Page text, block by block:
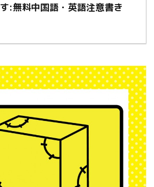
す:無料中国語・英語注意書き